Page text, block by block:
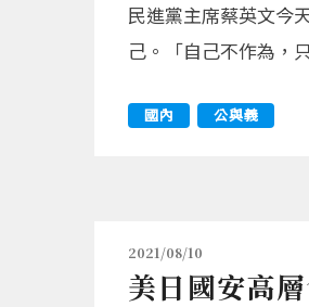
民進黨主席蔡英文今
己。「自己不作為，
國內 公與義
2021/08/10
美日國安高